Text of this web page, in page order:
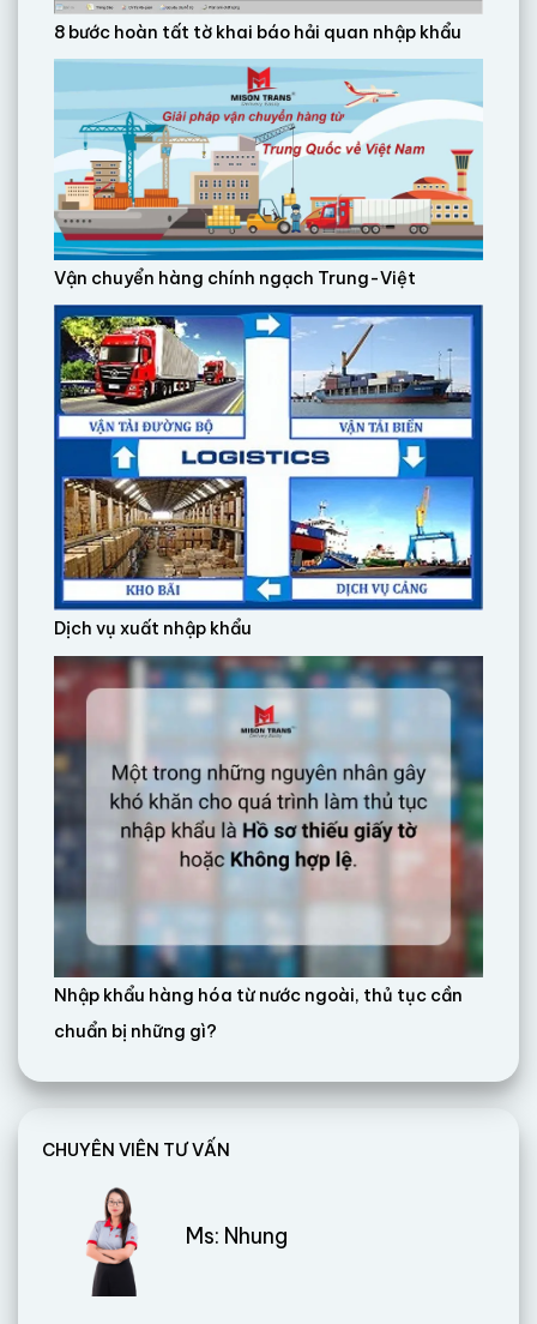
8 bước hoàn tất tờ khai báo hải quan nhập khẩu
Vận chuyển hàng chính ngạch Trung-Việt
Dịch vụ xuất nhập khẩu
Nhập khẩu hàng hóa từ nước ngoài, thủ tục cần
chuẩn bị những gì?
CHUYÊN VIÊN TƯ VẤN
Ms: Nhung